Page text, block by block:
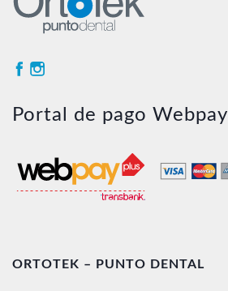
Portal de pago Webpay
ORTOTEK – PUNTO DENTAL